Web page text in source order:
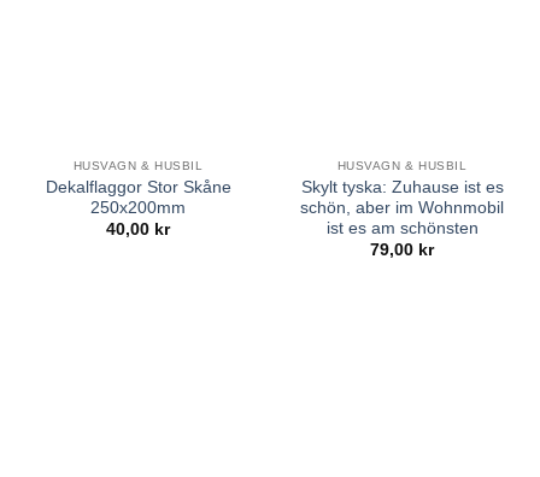
HUSVAGN & HUSBIL
Dekalflaggor Stor Skåne
250x200mm
40,00 kr
HUSVAGN & HUSBIL
Skylt tyska: Zuhause ist es
schön, aber im Wohnmobil
ist es am schönsten
79,00 kr